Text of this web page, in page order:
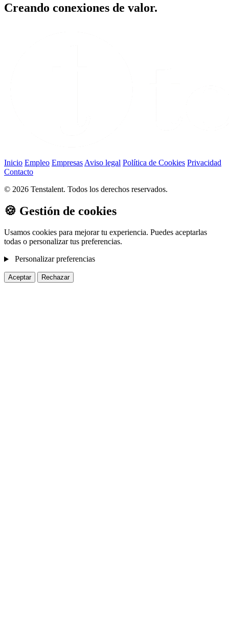
Creando conexiones de valor.
Inicio Empleo Empresas Aviso legal Política de Cookies Privacidad
Contacto
© 2026 Tenstalent. Todos los derechos reservados.
🍪 Gestión de cookies
Usamos cookies para mejorar tu experiencia. Puedes aceptarlas
todas o personalizar tus preferencias.
Personalizar preferencias
Aceptar Rechazar